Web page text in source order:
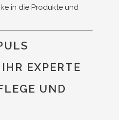
in die Produkte und
EXPERTE
UND